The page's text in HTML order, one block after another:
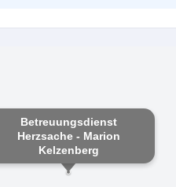
Betreuungsdienst
Herzsache - Marion
Kelzenberg